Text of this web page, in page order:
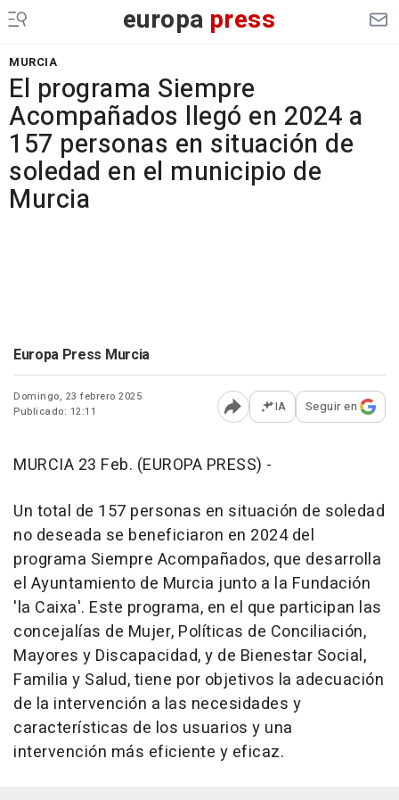
europa press
MURCIA
El programa Siempre
Acompañados llegó en 2024 a
157 personas en situación de
soledad en el municipio de
Murcia
Europa Press Murcia
Domingo, 23 febrero 2025
Publicado: 12:11
Abrir opciones para
IA Seguir en
MURCIA 23 Feb. (EUROPA PRESS) -
Un total de 157 personas en situación de soledad
no deseada se beneficiaron en 2024 del
programa Siempre Acompañados, que desarrolla
el Ayuntamiento de Murcia junto a la Fundación
'la Caixa'. Este programa, en el que participan las
concejalías de Mujer, Políticas de Conciliación,
Mayores y Discapacidad, y de Bienestar Social,
Familia y Salud, tiene por objetivos la adecuación
de la intervención a las necesidades y
características de los usuarios y una
intervención más eficiente y eficaz.